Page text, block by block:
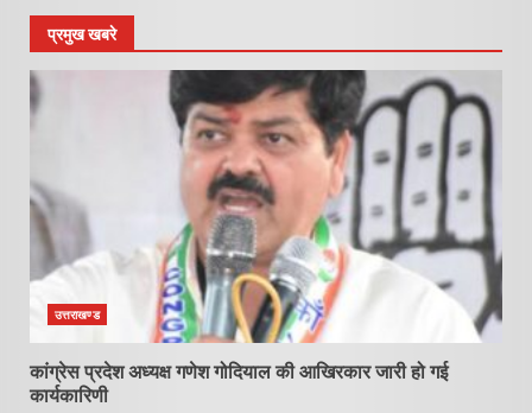
प्रमुख खबरे
उत्तराखण्ड
कांग्रेस प्रदेश अध्यक्ष गणेश गोदियाल की आखिरकार जारी हो गई
कार्यकारिणी